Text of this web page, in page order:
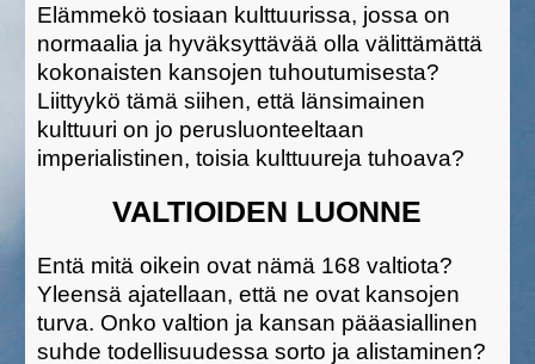
Elämmekö tosiaan kulttuurissa, jossa on
normaalia ja hyväksyttävää olla välittämättä
kokonaisten kansojen tuhoutumisesta?
Liittyykö tämä siihen, että länsimainen
kulttuuri on jo perusluonteeltaan
imperialistinen, toisia kulttuureja tuhoava?
VALTIOIDEN LUONNE
Entä mitä oikein ovat nämä 168 valtiota?
Yleensä ajatellaan, että ne ovat kansojen
turva. Onko valtion ja kansan pääasiallinen
suhde todellisuudessa sorto ja alistaminen?